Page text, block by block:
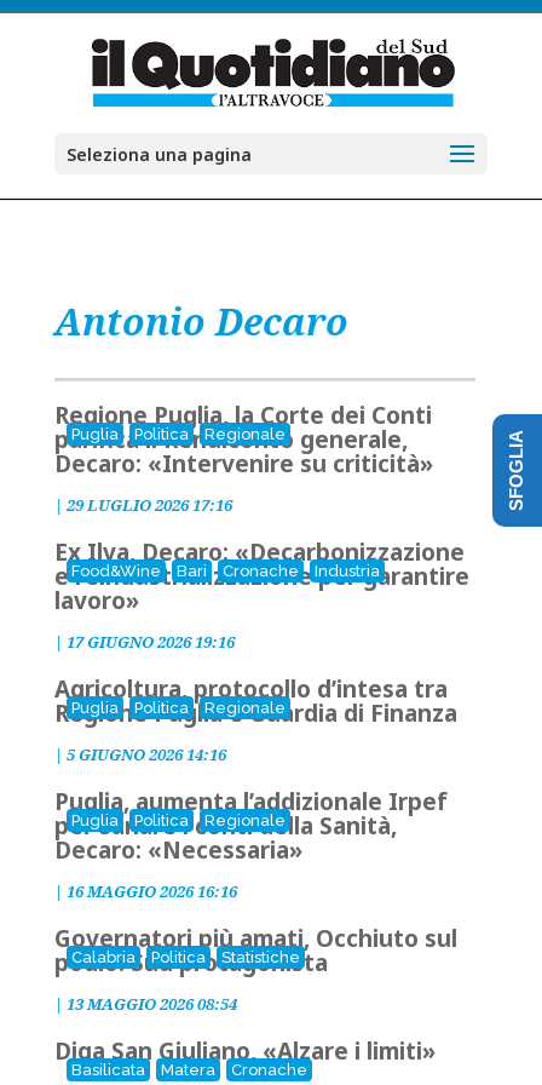
Seleziona una pagina
Antonio Decaro
Puglia Politica Regionale
Regione Puglia, la Corte dei Conti
parifica il Rendiconto generale,
Decaro: «Intervenire su criticità»
| 29 LUGLIO 2026 17:16
Food&Wine Bari Cronache Industria
Ex Ilva, Decaro: «Decarbonizzazione
e reindustrializzazione per garantire
lavoro»
| 17 GIUGNO 2026 19:16
Puglia Politica Regionale
Agricoltura, protocollo d’intesa tra
Regione Puglia e Guardia di Finanza
| 5 GIUGNO 2026 14:16
Puglia Politica Regionale
Puglia, aumenta l’addizionale Irpef
per sanare i conti della Sanità,
Decaro: «Necessaria»
| 16 MAGGIO 2026 16:16
Calabria Politica Statistiche
Governatori più amati, Occhiuto sul
podio. Sud protagonista
| 13 MAGGIO 2026 08:54
Basilicata Matera
Cronache
Diga San Giuliano, «Alzare i limiti»
SFOGLIA